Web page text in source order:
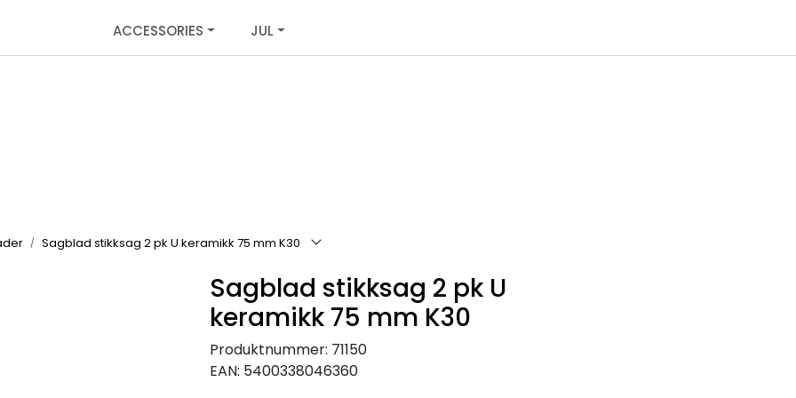
ACCESSORIES JUL
Sagblad stikksag 2 pk U keramikk 75 mm K30
Sagblad stikksag 2 pk U
keramikk 75 mm K30
Produktnummer: 71150
EAN: 5400338046360